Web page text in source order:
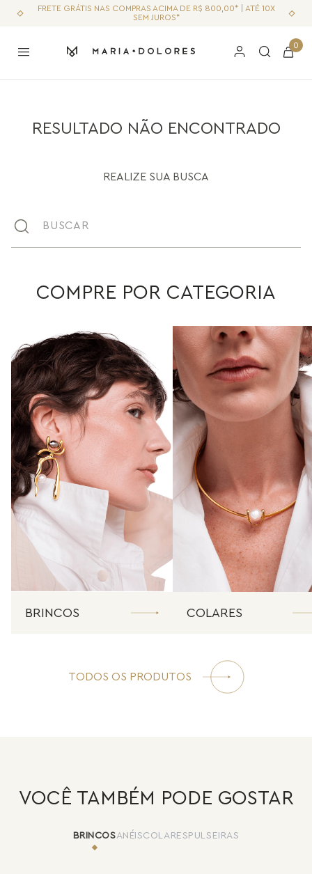
FRETE GRÁTIS NAS COMPRAS ACIMA DE R$ 800,00* | ATÉ 10X
SEM JUROS*
0
RESULTADO NÃO ENCONTRADO
REALIZE SUA BUSCA
Buscar
COMPRE POR CATEGORIA
BRINCOS COLARES
TODOS OS PRODUTOS
VOCÊ TAMBÉM PODE GOSTAR
BRINCOSANÉISCOLARES PULSEIRAS